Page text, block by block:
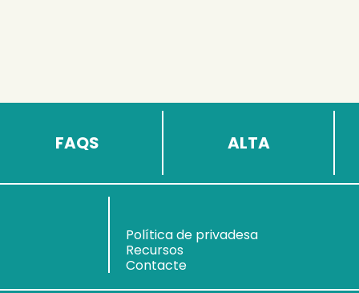
FAQS ALTA
Política de privadesa
Recursos
Contacte